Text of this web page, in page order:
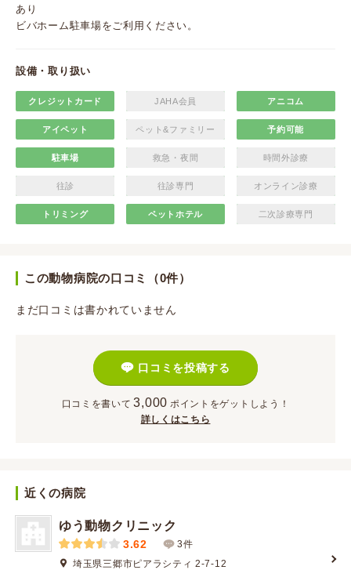
あり
ビバホーム駐車場をご利用ください。
設備・取り扱い
クレジットカード JAHA会員 アニコム
アイペット ペット&ファミリー 予約可能
駐車場 救急・夜間 時間外診療
往診 往診専門 オンライン診療
トリミング ペットホテル 二次診療専門
この動物病院の口コミ（0件）
まだ口コミは書かれていません
口コミを投稿する
口コミを書いて 3,000 ポイント をゲットしよう！
詳しくはこちら
近くの病院
ゆう動物クリニック
3.62
3件
埼玉県三郷市ピアラシティ 2-7-12